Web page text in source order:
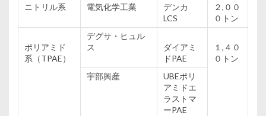
ニトリル系 電気化学工業
デンカ
LCS
２,００
０トン
ポリアミド
系 （TPAE）
デグサ・ヒュル
ス
ダイアミ
ドPAE
１,４０
０トン
宇部興産
UBEポリ
アミドエ
ラストマ
ーPAE